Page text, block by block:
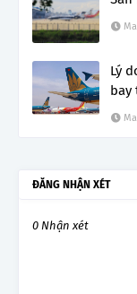
Lý
bay
ĐĂNG NHẬN XÉT
0 Nhận xét